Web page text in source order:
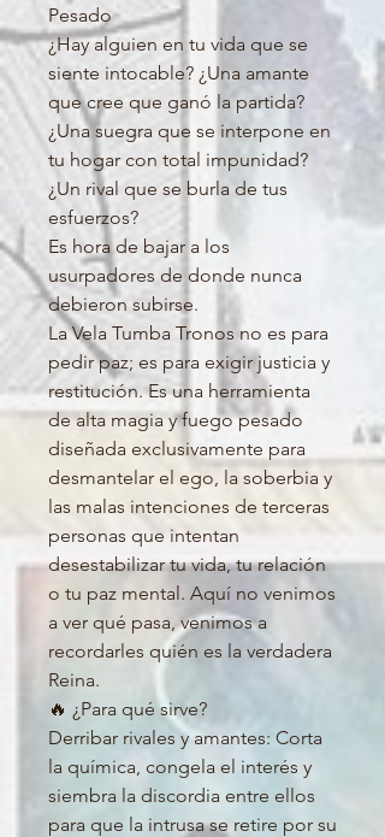
Pesado
¿Hay alguien en tu vida que se
siente intocable? ¿Una amante
que cree que ganó la partida?
¿Una suegra que se interpone en
tu hogar con total impunidad?
¿Un rival que se burla de tus
esfuerzos?
Es hora de bajar a los
usurpadores de donde nunca
debieron subirse.
La Vela Tumba Tronos no es para
pedir paz; es para exigir justicia y
restitución. Es una herramienta
de alta magia y fuego pesado
diseñada exclusivamente para
desmantelar el ego, la soberbia y
las malas intenciones de terceras
personas que intentan
desestabilizar tu vida, tu relación
o tu paz mental. Aquí no venimos
a ver qué pasa, venimos a
recordarles quién es la verdadera
Reina.
🔥 ¿Para qué sirve?
Derribar rivales y amantes: Corta
la química, congela el interés y
siembra la discordia entre ellos
para que la intrusa se retire por su